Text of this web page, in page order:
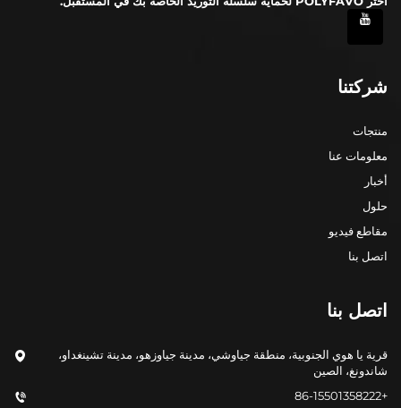
شركتنا
منتجات
معلومات عنا
أخبار
حلول
مقاطع فيديو
اتصل بنا
اتصل بنا
قرية يا هوي الجنوبية، منطقة جياوشي، مدينة جياوزهو، مدينة تشينغداو،
شاندونغ، الصين
+86-15501358222